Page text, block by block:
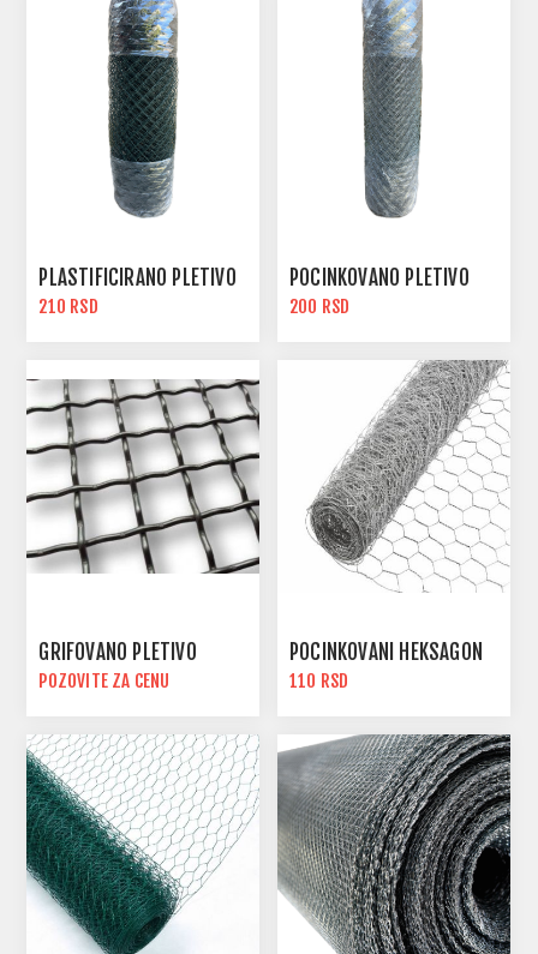
PLASTIFICIRANO PLETIVO
210 RSD
POCINKOVANO PLETIVO
200 RSD
GRIFOVANO PLETIVO
POZOVITE ZA CENU
POCINKOVANI HEKSAGON
110 RSD